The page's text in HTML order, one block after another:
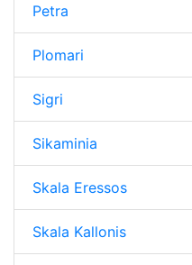
Petra
Plomari
Sigri
Sikaminia
Skala Eressos
Skala Kallonis